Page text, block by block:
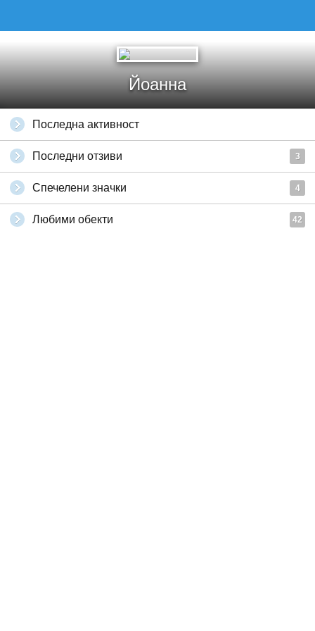
Йоанна
Последна активност
Последни отзиви 3
Спечелени значки 4
Любими обекти 42